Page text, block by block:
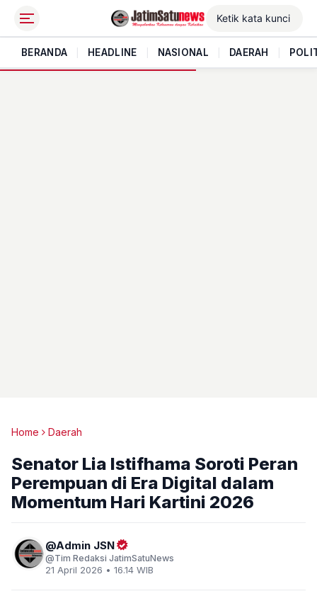
BERANDA HEADLINE NASIONAL DAERAH
Home Daerah
Senator Lia Istifhama Soroti Peran
Perempuan di Era Digital dalam
Momentum Hari Kartini 2026
Admin JSN
Tim Redaksi JatimSatuNews
21 April 2026 • 16.14 WIB